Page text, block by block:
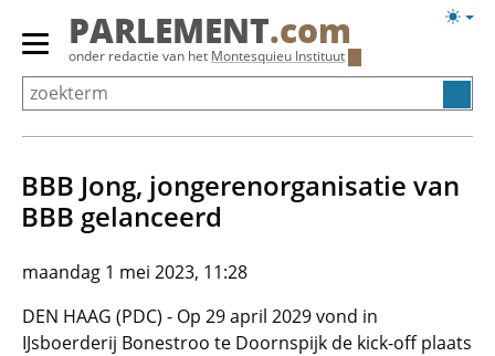
Overslaan
Primair
menu
tonen/verbergen
PARLEMENT.com
onder redactie van het Montesquieu Instituut
BBB Jong, jongerenorganisatie van
BBB gelanceerd
maandag 1 mei 2023, 11:28
DEN HAAG (PDC) - Op 29 april 2029 vond in
IJsboerderij Bonestroo te Doornspijk de kick-off plaats